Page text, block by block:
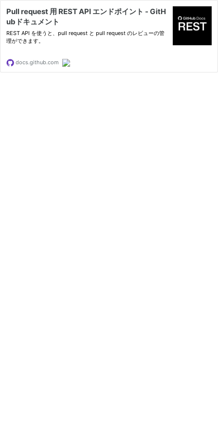
Pull request 用 REST API エンドポイント - GitH
ubドキュメント
REST API を使うと、pull request と pull request のレビューの管
理ができます。
docs.github.com